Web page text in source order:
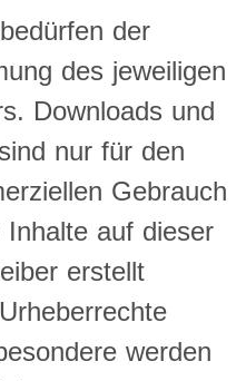
der
des jeweiligen
Downloads und
nur für den
Gebrauch
auf dieser
erstellt
werden